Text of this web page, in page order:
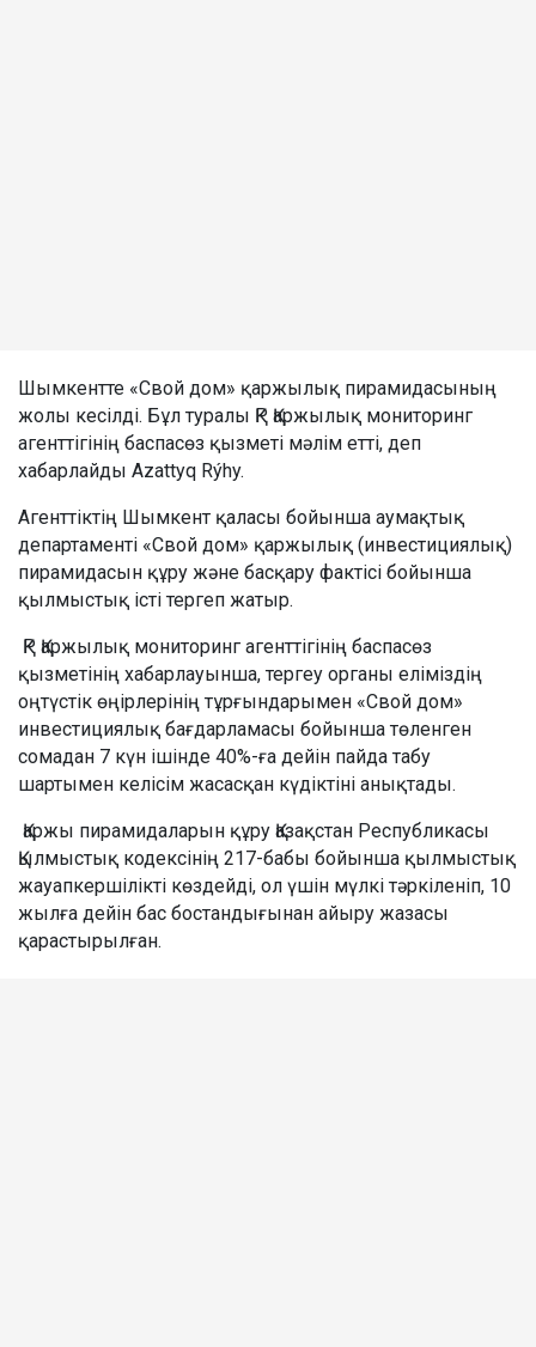
Шымкентте «Свой дом» қаржылық пирамидасының
жолы кесілді. Бұл туралы ҚР Қаржылық мониторинг
агенттігінің баспасөз қызметі мәлім етті, деп
хабарлайды Azattyq Rýhy.
Агенттіктің Шымкент қаласы бойынша аумақтық
департаменті «Свой дом» қаржылық (инвестициялық)
пирамидасын құру және басқару фактісі бойынша
қылмыстық істі тергеп жатыр.
ҚР Қаржылық мониторинг агенттігінің баспасөз
қызметінің хабарлауынша, тергеу органы еліміздің
оңтүстік өңірлерінің тұрғындарымен «Свой дом»
инвестициялық бағдарламасы бойынша төленген
сомадан 7 күн ішінде 40%-ға дейін пайда табу
шартымен келісім жасасқан күдіктіні анықтады.
Қаржы пирамидаларын құру Қазақстан Республикасы
Қылмыстық кодексінің 217-бабы бойынша қылмыстық
жауапкершілікті көздейді, ол үшін мүлкі тәркіленіп, 10
жылға дейін бас бостандығынан айыру жазасы
қарастырылған.